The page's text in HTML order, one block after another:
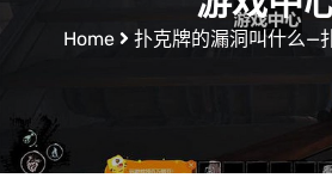
Home 扑克牌的漏洞叫什么—